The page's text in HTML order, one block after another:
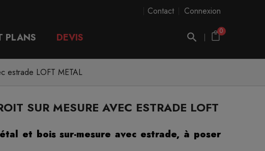
Contact Connexion
0
PLANS DEVIS
estrade LOFT METAL
SUR MESURE AVEC ESTRADE LOFT
et bois sur-mesure avec estrade, à poser